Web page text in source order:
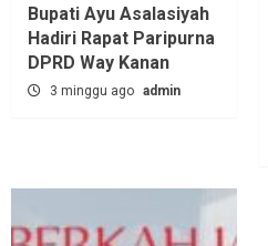
Bupati Ayu Asalasiyah
Hadiri Rapat Paripurna
DPRD Way Kanan
3 minggu ago admin